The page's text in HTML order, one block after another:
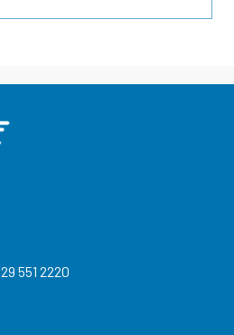
551 2220